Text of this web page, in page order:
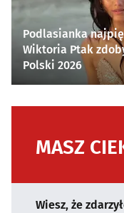
Podlasianka
Wiktoria Ptak
Polski 2026
MASZ
Wiesz, że